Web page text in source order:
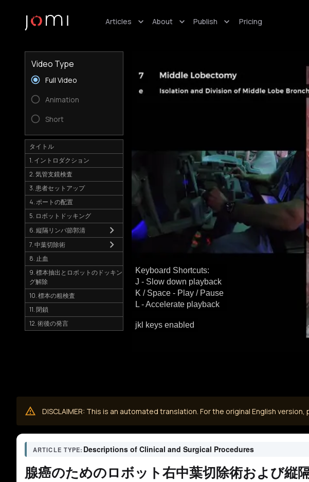
Articles About Publish Pricing
jkl keys enabled
Keyboard Shortcuts:
J - Slow down playback
K / Space - Play / Pause
L - Accelerate playback
Video Type
Full Video
Animation
Short
タイトル
1. イントロダクション
2. 気管支鏡検査
3. 患者セットアップ
4. ポートの配置
5. ロボットドッキング
6. 縦隔リンパ節郭清
7. 中葉切除術
8. 止血
9. 標本抽出とロボットのドッキン
グ解除
10. 標本の粗検査
11. 閉鎖
12. 術後の発言
DISCLAIMER: This is an automated translation. For the original English version,
ARTICLE TYPE: Descriptions of Clinical and Surgical Procedures
腺癌のためのロボット右中葉切除術および縦